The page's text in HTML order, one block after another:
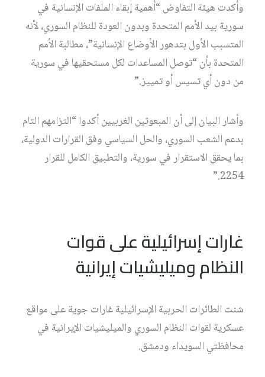
وأكدت هيئة التفاوض “أهمية إبقاء الملفات الإنسانية في
سورية بيد الأمم المتحدة وبدون العودة للنظام السوري، لأنه
المتسبب الأول بتدهور الأوضاع الإنسانية”، مطالبة الأمم
المتحدة بأن “توصل المساعدات لكل مستحقيها في سورية
من دون أي تسيس أو تمييز.”
وأشار البيان إلى أن المبعوثين الغربيين أكدوا “التزامهم التام
بدعم الشعب السوري، والحل السياسي وفق القرارات الدولية،
بما يحقق الاستقرار في سورية، والتطبيق الكامل للقرار
2254.”
غارات إسرائيلية على قوات
النظام وميليشيات إيرانية
شنت الطائرات الحربية الإسرائيلية غارات جوية على مواقع
عسكرية لقوات النظام السوري والميليشيات الإيرانية في
محافظتي السويداء ودمشق.